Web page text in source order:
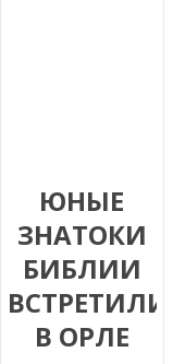
ЮНЫЕ
ЗНАТОКИ
БИБЛИИ
ВСТРЕТИЛИСЬ
В ОРЛЕ